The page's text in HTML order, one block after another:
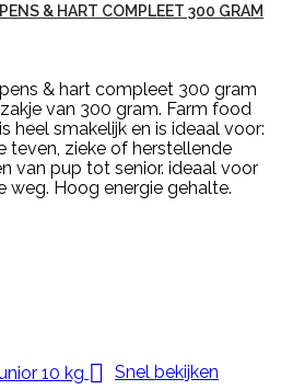
& HART COMPLEET 300 GRAM
& hart compleet 300 gram
van 300 gram. Farm food
heel smakelijk en is ideaal voor:
teven, zieke of herstellende
van pup tot senior. ideaal voor
weg. Hoog energie gehalte.
 Snel bekijken